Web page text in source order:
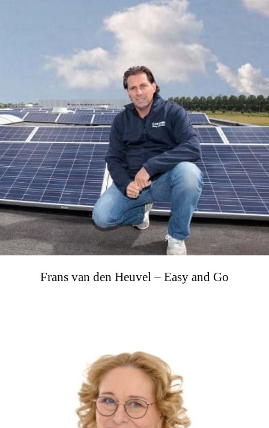
Frans van den Heuvel – Easy and Go